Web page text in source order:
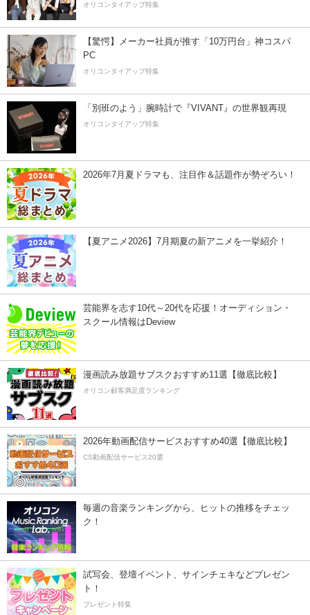
オリコンタイアップ特集
【驚愕】メーカー社員が推す「10万円台」神コスパ
PC
オリコンタイアップ特集
「別班のよう」腕時計で『VIVANT』の世界観再現
オリコンタイアップ特集
2026年7月夏ドラマも、注目作＆話題作が勢ぞろい！
【夏アニメ2026】7月期夏の新アニメを一挙紹介！
芸能界を志す10代～20代を応援！オーディション・
スクール情報はDeview
漫画読み放題サブスクおすすめ11選【徹底比較】
オリコン顧客満足度ランキング
2026年動画配信サービスおすすめ40選【徹底比較】
CS動画配信サービス20選
毎週の音楽ランキングから、ヒットの推移をチェッ
ク！
試写会、登壇イベント、サインチェキなどプレゼン
ト！
プレゼント特集